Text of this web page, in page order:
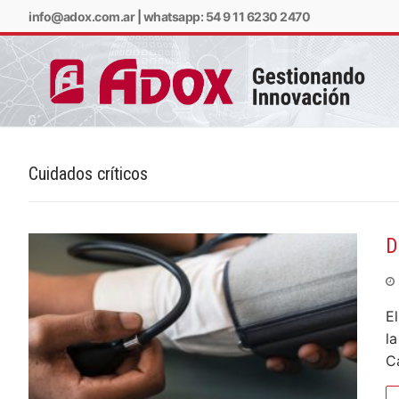
info@adox.com.ar| whatsapp: 54 9 11 6230 2470
PRODUCTOS Y
Cuidados críticos